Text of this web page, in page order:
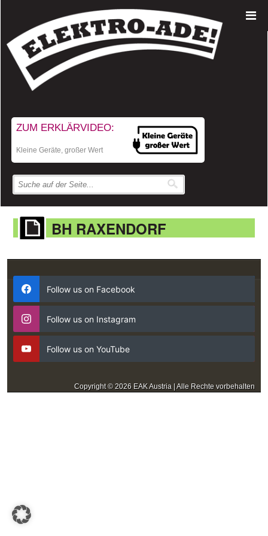
ZUM ERKLÄRVIDEO:
Kleine Geräte, großer Wert
BH RAXENDORF
Follow us on Facebook
Follow us on Instagram
Follow us on YouTube
Copyright © 2026 EAK Austria | Alle Rechte vorbehalten